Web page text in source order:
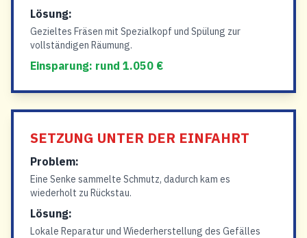
Lösung:
Gezieltes Fräsen mit Spezialkopf und Spülung zur
vollständigen Räumung.
Einsparung: rund 1.050 €
SETZUNG UNTER DER EINFAHRT
Problem:
Eine Senke sammelte Schmutz, dadurch kam es
wiederholt zu Rückstau.
Lösung:
Lokale Reparatur und Wiederherstellung des Gefälles